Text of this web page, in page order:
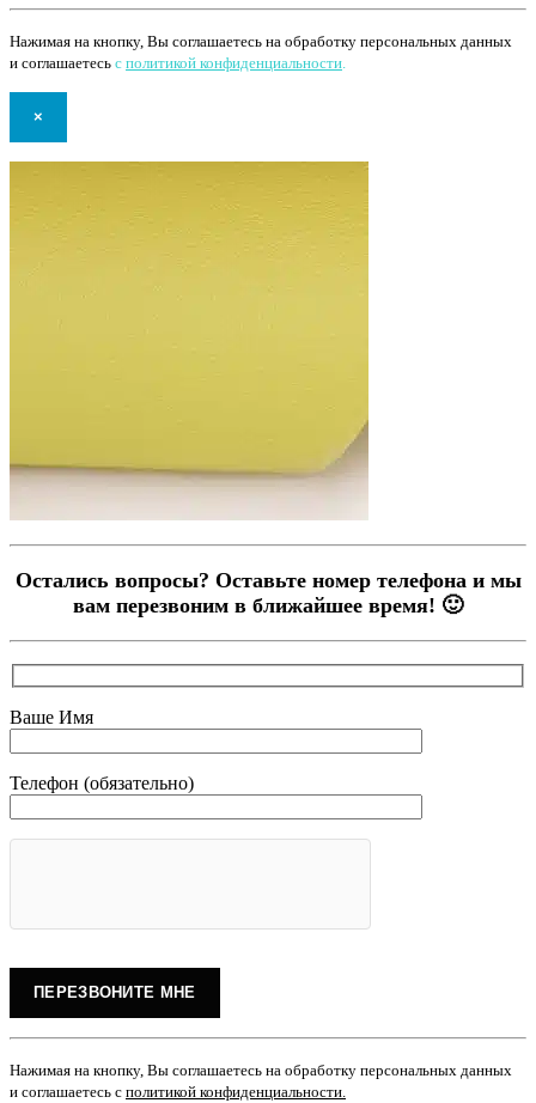
Нажимая на кнопку, Вы соглашаетесь на обработку персональных данных
и соглашаетесь с политикой конфиденциальности.
×
Остались вопросы? Оставьте номер телефона и мы
вам перезвоним в ближайшее время! 🙂
Ваше Имя
Телефон (обязательно)
Нажимая на кнопку, Вы соглашаетесь на обработку персональных данных
и соглашаетесь с политикой конфиденциальности